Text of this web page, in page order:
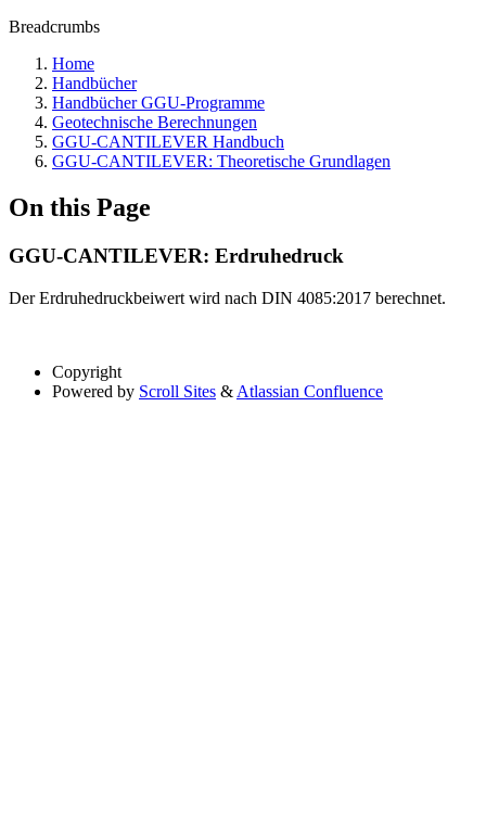
Breadcrumbs
Home
Handbücher
Handbücher GGU-Programme
Geotechnische Berechnungen
GGU-CANTILEVER Handbuch
GGU-CANTILEVER: Theoretische Grundlagen
On this Page
GGU-CANTILEVER: Erdruhedruck
Der Erdruhedruckbeiwert wird nach DIN 4085:2017 berechnet.
Copyright
Powered by Scroll Sites & Atlassian Confluence